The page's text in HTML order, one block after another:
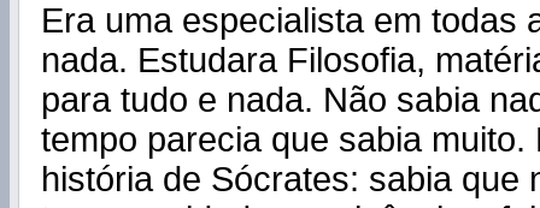
Era uma especialista em todas
nada. Estudara Filosofia,
para tudo e nada. Não sabia
tempo parecia que sabia muito.
história de Sócrates: sabia que